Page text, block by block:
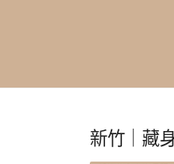
新竹｜藏